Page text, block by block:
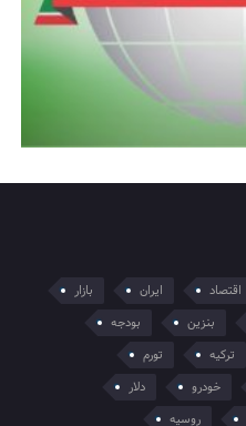
اقتصاد ایران
بازار
بنزین
بودجه
ترکیه
تورم
خودرو
دلار
روسیه